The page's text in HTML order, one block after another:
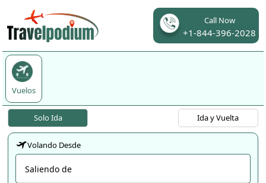
Call Now
+1-844-396-2028
Vuelos
Solo Ida Ida y Vuelta
Volando Desde